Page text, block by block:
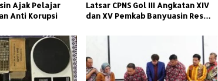
Ajak Pelajar
Anti Korupsi
Latsar CPNS Gol III Angkatan XIV
dan XV Pemkab Banyuasin Resmi